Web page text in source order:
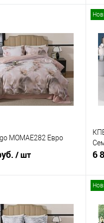
в 1 клик
Сравнение
В наличии
MOMAE282 Евро
/ шт 6